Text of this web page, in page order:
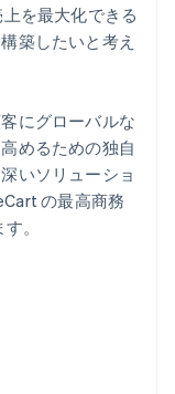
を最大化できる
築したいと考え
にグローバルな
めるための独自
いソリューショ
の最高商務
。